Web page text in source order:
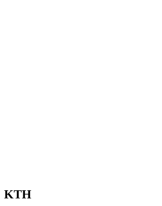
KTH